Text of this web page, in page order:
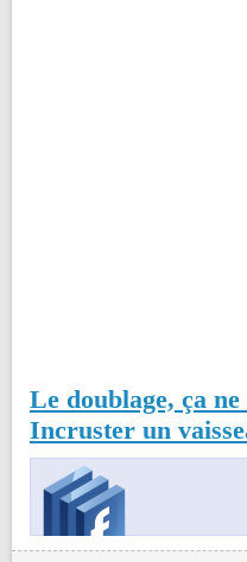
Le doublage, ça
Incruster un